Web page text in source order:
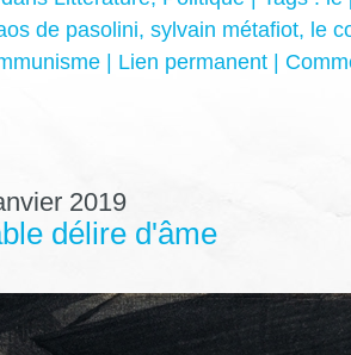
de pasolini, sylvain métafiot, le
| Lien permanent |
2019
délire d'âme